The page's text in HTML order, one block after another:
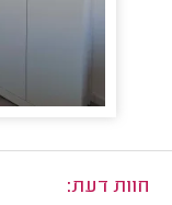
חוות דעת: